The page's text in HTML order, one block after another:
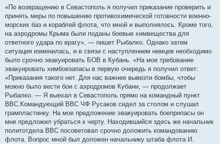
«По возвращению в Севастополь я получил приказание проверить и
принять меры по повышению противохимической готовности военно-
морских баз и кораблей флота, что мной и выполнялось. Кроме того,
на аэродромы Крыма были поданы боевые химвещества для
ответного удара по врагу», — пишет Рыбалко. Однако затем
ситуация изменилась, и в связи с наступлением немцев необходимо
было срочно эвакуировать БОВ в Кубань. «На мое требование
эвакуировать химбоезапасы в первую очередь я получил ответ:
«Приказания такого нет. Для нас важнее вывезти бомбы, чтобы
можно было вести бои с аэродромов Кубани, — продолжает
Рыбалко. — Я выехал в Севастополь прямо на командный пункт
ВВС.Командующий ВВС ЧФ Русаков сидел за столом и слушал
грампластинку. На мое предложение эвакуировать боеприпасы он
мне предложил убраться к черту. Находившийся здесь же начальник
политотдела ВВС посоветовал срочно доложить командованию
флота. Вопрос мной был доложен начальнику штаба флота И.